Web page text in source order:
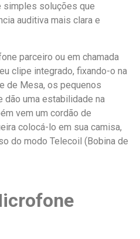
simples soluções que
auditiva mais clara e
parceiro ou em chamada
clipe integrado, fixando-o na
de Mesa, os pequenos
dão uma estabilidade na
vem um cordão de
colocá-lo em sua camisa,
do modo Telecoil (Bobina de